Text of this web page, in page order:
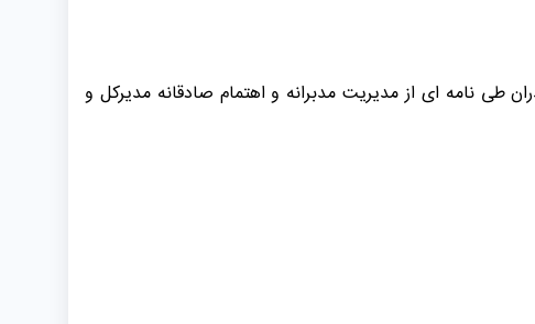
طی نامه ای از مدیریت مدبرانه و اهتمام صادقانه مدیرکل و